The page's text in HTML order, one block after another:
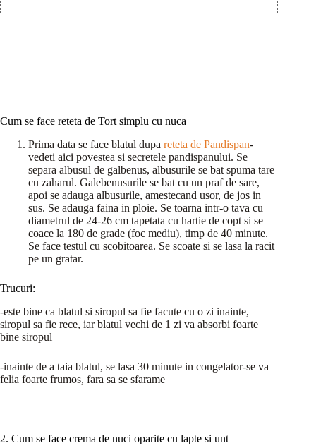
Cum se face reteta de Tort simplu cu nuca
Prima data se face blatul dupa reteta de Pandispan-
vedeti aici povestea si secretele pandispanului. Se
separa albusul de galbenus, albusurile se bat spuma tare
cu zaharul. Galebenusurile se bat cu un praf de sare,
apoi se adauga albusurile, amestecand usor, de jos in
sus. Se adauga faina in ploie. Se toarna intr-o tava cu
diametrul de 24-26 cm tapetata cu hartie de copt si se
coace la 180 de grade (foc mediu), timp de 40 minute.
Se face testul cu scobitoarea. Se scoate si se lasa la racit
pe un gratar.
Trucuri:
-este bine ca blatul si siropul sa fie facute cu o zi inainte,
siropul sa fie rece, iar blatul vechi de 1 zi va absorbi foarte
bine siropul
-inainte de a taia blatul, se lasa 30 minute in congelator-se va
felia foarte frumos, fara sa se sfarame
2. Cum se face crema de nuci oparite cu lapte si unt